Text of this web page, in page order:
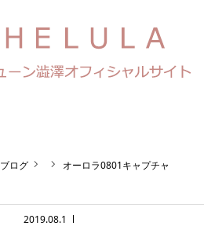
ブログ オーロラ0801キャプチャ
2019.08.1